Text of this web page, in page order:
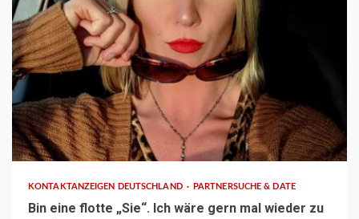
1 min read
KONTAKTANZEIGEN DEUTSCHLAND PARTNERSUCHE & DATE
Bin eine flotte „Sie“. Ich wäre gern mal wieder zu